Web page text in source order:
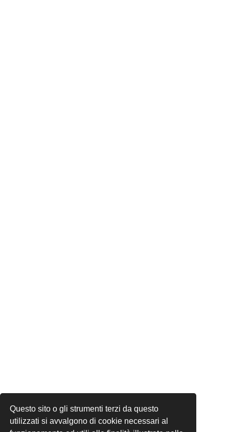
Questo sito o gli strumenti terzi da questo
utilizzati si avvalgono di cookie necessari al